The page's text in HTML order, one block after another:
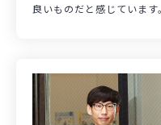
良いものだと感じています。